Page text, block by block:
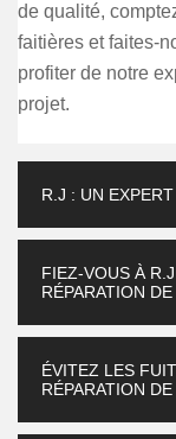
de qualité,
faitières et faites-
profiter de notre
projet.
R.J : UN
FIEZ-VOUS À
RÉPARATION
ÉVITEZ LES
RÉPARATION